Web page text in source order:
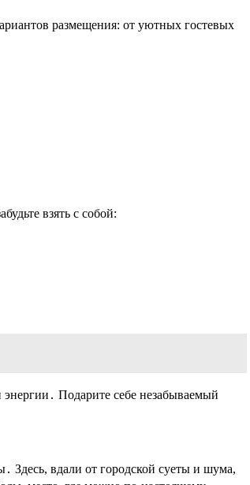
размещения: от уютных гостевых
взять с собой:
Подарите себе незабываемый
Здесь, вдали от городской суеты и шума,